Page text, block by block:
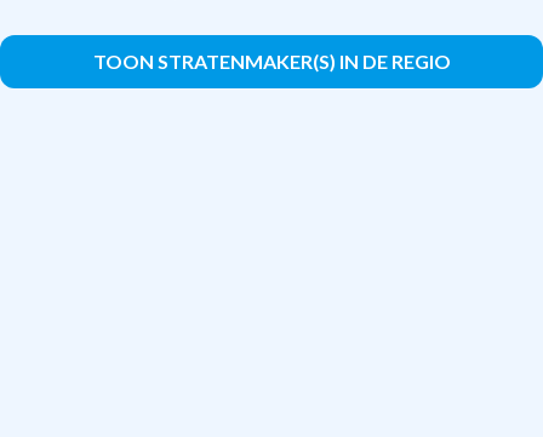
TOON STRATENMAKER(S) IN DE REGIO